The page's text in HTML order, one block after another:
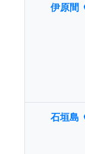
伊原間
石垣島